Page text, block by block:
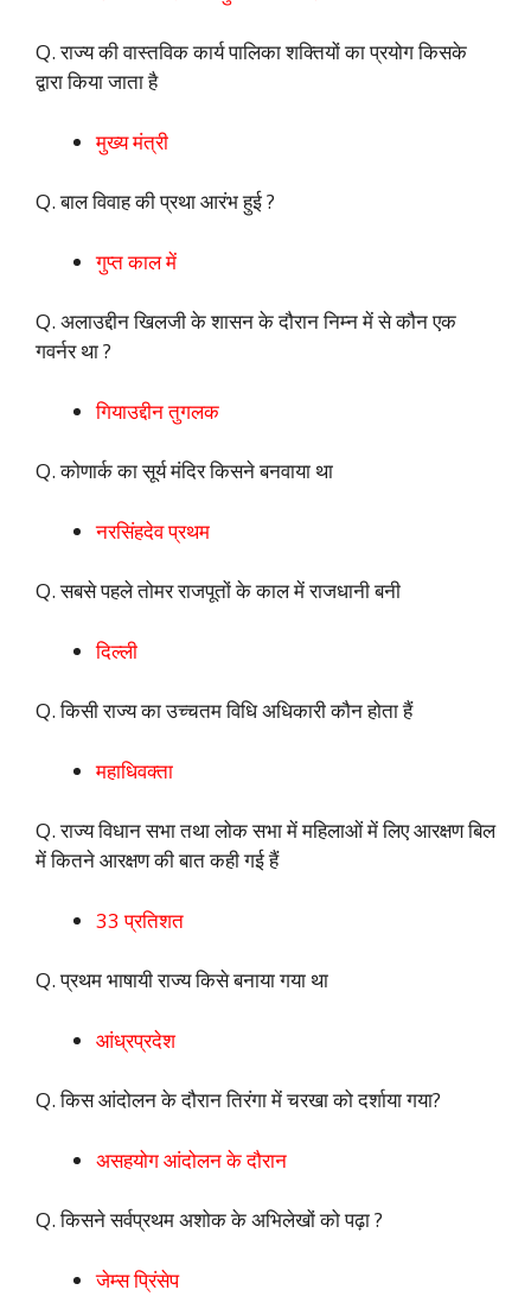
Q. राज्य की वास्तविक कार्य पालिका शक्तियों का प्रयोग किसके
द्वारा किया जाता है
मुख्य मंत्री
Q. बाल विवाह की प्रथा आरंभ हुई ?
गुप्त काल में
Q. अलाउद्दीन खिलजी के शासन के दौरान निम्न में से कौन एक
गवर्नर था ?
गियाउद्दीन तुगलक
Q. कोणार्क का सूर्य मंदिर किसने बनवाया था
नरसिंहदेव प्रथम
Q. सबसे पहले तोमर राजपूतों के काल में राजधानी बनी
दिल्ली
Q. किसी राज्य का उच्चतम विधि अधिकारी कौन होता हैं
महाधिवक्ता
Q. राज्य विधान सभा तथा लोक सभा में महिलाओं में लिए आरक्षण बिल
में कितने आरक्षण की बात कही गई हैं
33 प्रतिशत
Q. प्रथम भाषायी राज्य किसे बनाया गया था
आंध्रप्रदेश
Q. किस आंदोलन के दौरान तिरंगा में चरखा को दर्शाया गया?
असहयोग आंदोलन के दौरान
Q. किसने सर्वप्रथम अशोक के अभिलेखों को पढ़ा ?
जेम्स प्रिंसेप